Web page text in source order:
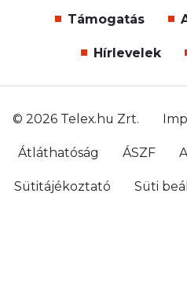
Támogatás
Hírlevelek
© 2026 Telex.hu Zrt.
Átláthatóság ÁSZF
Sütitájékoztató Süti